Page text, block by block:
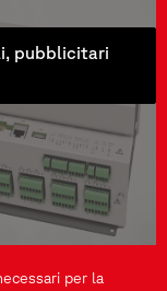
pubblicitari
per la